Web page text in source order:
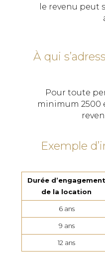
le revenu peut
À qui
Pour toute
minimum 2500
Exemple
Durée d’engagement
de la location
6 ans
9 ans
12 ans